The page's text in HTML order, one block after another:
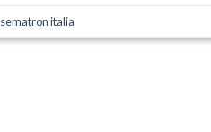
sematron italia